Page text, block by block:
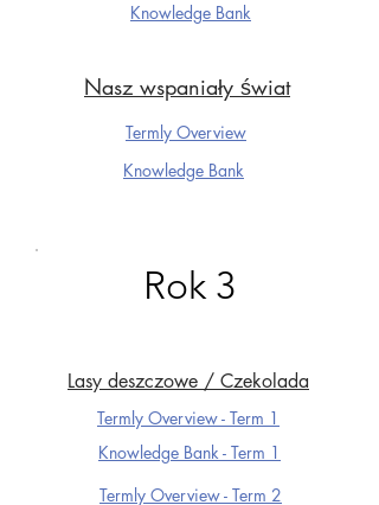
Knowledge Bank
Nasz wspaniały świat
Termly Overview
Knowledge Bank
Rok 3
Lasy deszczowe / Czekolada
Termly Overview - Term 1
Knowledge Bank - Term 1
Termly Overview - Term 2